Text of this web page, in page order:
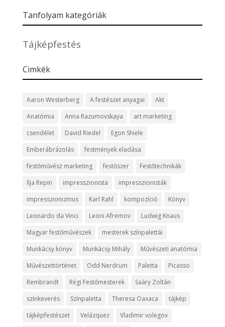
Tanfolyam kategóriák
Tájképfestés
Cimkék
Aaron Westerberg A festészet anyagai
Akt
Anatómia
Anna Razumovskaya
art marketing
csendélet
David Riedel
Egon Shiele
Emberábrázolás
festmények eladása
festőművész marketing
festőszer
Festőtechnikák
Ilja Repin
impresszionista
impresszionisták
impresszionizmus
Karl Rahl kompozíció
Könyv
Leonardo da Vinci
Leoni Afremov
Ludwig Knaus
Magyar festőművészek
mesterek színpalettái
Munkácsy könyv
Munkácsy Mihály
Művészeti anatómia
Művészettörténet
Odd Nerdrum Paletta
Picasso
Rembrandt
Régi Festőmesterek
Saáry Zoltán
színkeverés
Színpaletta Theresa Oaxaca
tájkép
tájképfestészet
Velázquez
Vladimir volegov